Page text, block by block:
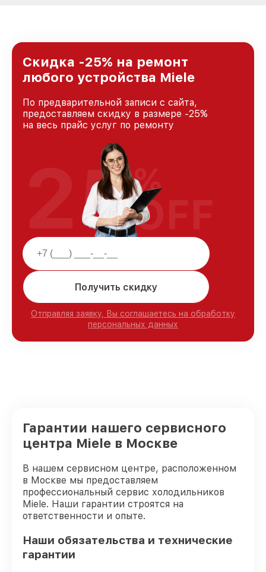
Скидка -25% на ремонт
любого устройства Miele
По предварительной записи с сайта,
предоставляем скидку в размере -25%
на весь прайс услуг по ремонту
Получить скидку
Отправляя заявку, Вы соглашаетесь на обработку
персональных данных
25%
OFF
Гарантии нашего сервисного
центра Miele в Москве
В нашем сервисном центре, расположенном
в Москве мы предоставляем
профессиональный сервис холодильников
Miele. Наши гарантии строятся на
ответственности и опыте.
Наши обязательства и технические
гарантии